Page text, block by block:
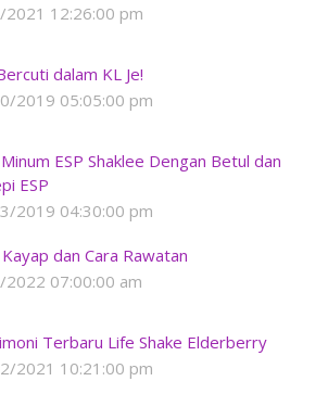
12:26:00 pm
dalam KL Je!
2019 05:05:00 pm
ESP Shaklee Dengan Betul dan
ESP
2019 04:30:00 pm
Kayap dan Cara Rawatan
07:00:00 am
Terbaru Life Shake Elderberry
2021 10:21:00 pm